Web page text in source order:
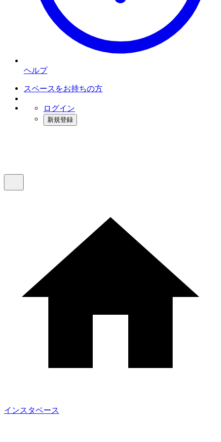
ヘルプ
スペースをお持ちの方
ログイン
新規登録
インスタベース